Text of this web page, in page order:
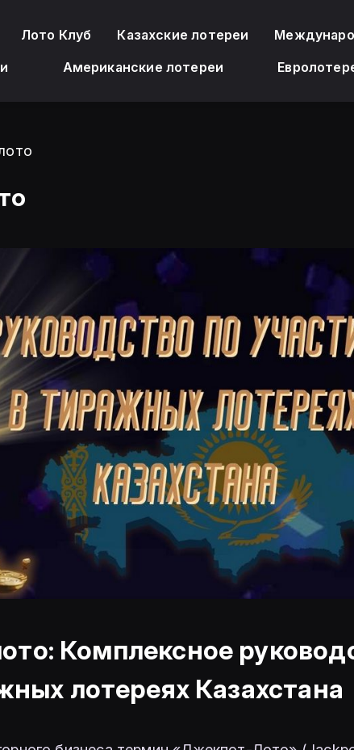
Лото Клуб Казахские лотереи
Американские лотереи
Комплексное
лотереях Казахстана